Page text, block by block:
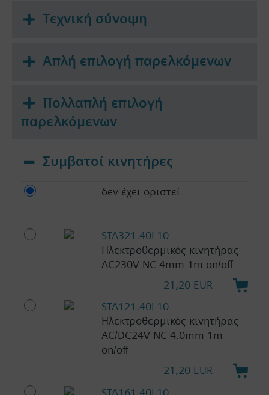
Τεχνική σύνοψη
Απλή επιλογή παρελκόμενων
Πολλαπλή επιλογή
παρελκόμενων
Συμβατοί κινητήρες
δεν έχει οριστεί
STA321.40L10
Ηλεκτροθερμικός κινητήρας
AC230V NC 4mm 1m on/off
21,20 EUR
STA121.40L10
Ηλεκτροθερμικός κινητήρας
AC/DC24V NC 4.0mm 1m
on/off
21,20 EUR
STA161.40L10